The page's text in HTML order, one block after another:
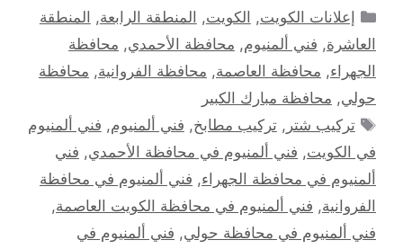
التصنيفات
إعلانات الكويت, الكويت, المنطقة الرابعة, المنطقة
العاشرة, فني ألمنيوم, محافظة الأحمدي, محافظة
الجهراء, محافظة العاصمة, محافظة الفروانية, محافظة
حولي, محافظة مبارك الكبير
الوسوم
تركيب شتر ,تركيب مطابخ, فني ألمنيوم, فني ألمنيوم
في الكويت, فني ألمنيوم في محافظة الأحمدي, فني
ألمنيوم في محافظة الجهراء, فني ألمنيوم في محافظة
الفروانية, فني ألمنيوم في محافظة الكويت العاصمة,
فني ألمنيوم في محافظة حولي, فني ألمنيوم في